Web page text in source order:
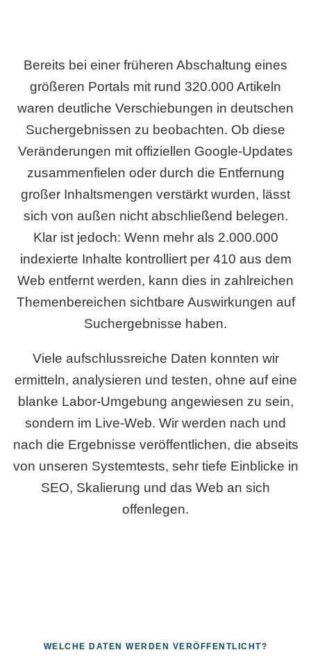
Bereits bei einer früheren Abschaltung eines
größeren Portals mit rund 320.000 Artikeln
waren deutliche Verschiebungen in deutschen
Suchergebnissen zu beobachten. Ob diese
Veränderungen mit offiziellen Google-Updates
zusammenfielen oder durch die Entfernung
großer Inhaltsmengen verstärkt wurden, lässt
sich von außen nicht abschließend belegen.
Klar ist jedoch: Wenn mehr als 2.000.000
indexierte Inhalte kontrolliert per 410 aus dem
Web entfernt werden, kann dies in zahlreichen
Themenbereichen sichtbare Auswirkungen auf
Suchergebnisse haben.
Viele aufschlussreiche Daten konnten wir
ermitteln, analysieren und testen, ohne auf eine
blanke Labor-Umgebung angewiesen zu sein,
sondern im Live-Web. Wir werden nach und
nach die Ergebnisse veröffentlichen, die abseits
von unseren Systemtests, sehr tiefe Einblicke in
SEO, Skalierung und das Web an sich
offenlegen.
WELCHE DATEN WERDEN VERÖFFENTLICHT?